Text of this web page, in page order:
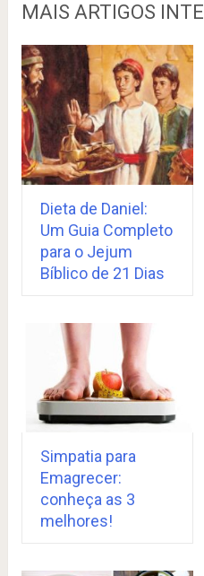
MAIS ARTIGOS
Dieta de Daniel:
Um Guia Completo
para o Jejum
Bíblico de 21 Dias
Simpatia para
Emagrecer:
conheça as 3
melhores!